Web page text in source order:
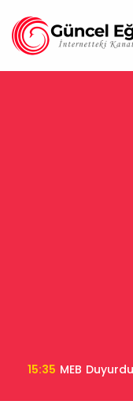
15:35 MEB